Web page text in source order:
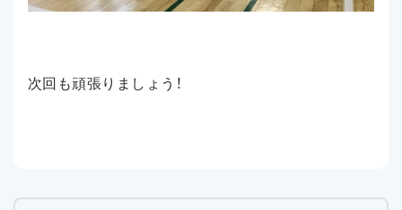
次回も頑張りましょう！